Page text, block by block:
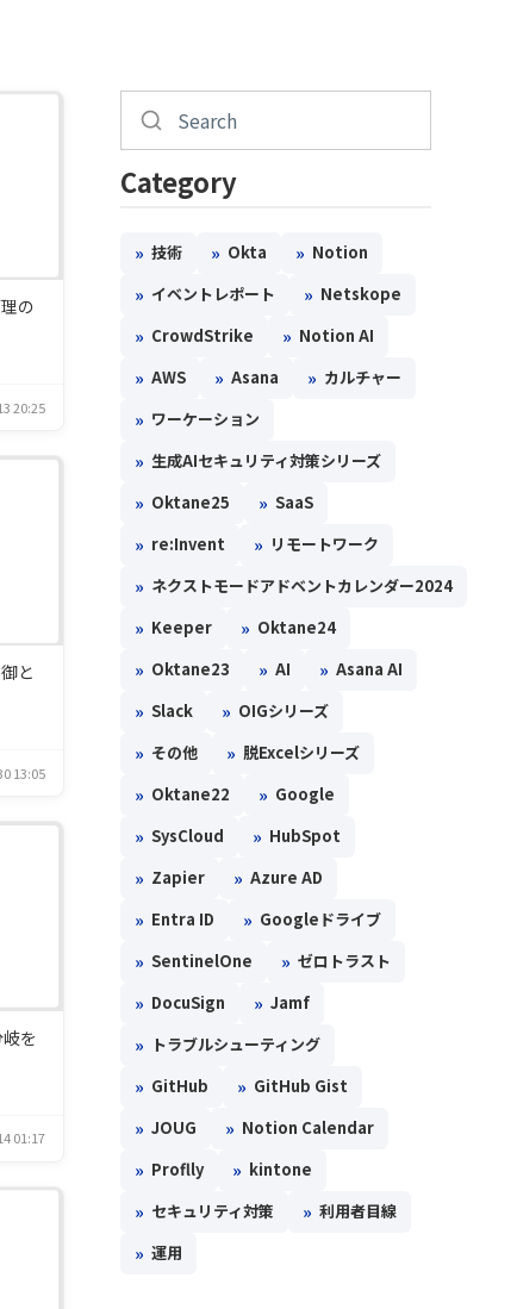
の
20:25
と
13:05
を
01:17
Category
» 技術 » Okta » Notion
» イベントレポート » Netskope
» CrowdStrike » Notion AI
» AWS » Asana » カルチャー
» ワーケーション
» 生成AIセキュリティ対策シリーズ
» Oktane25 » SaaS
» re:Invent » リモートワーク
» ネクストモードアドベントカレンダー2024
» Keeper » Oktane24
» Oktane23 » AI » Asana AI
» Slack » OIGシリーズ
» その他 » 脱Excelシリーズ
» Oktane22 » Google
» SysCloud » HubSpot
» Zapier » Azure AD
» Entra ID » Googleドライブ
» SentinelOne » ゼロトラスト
» DocuSign » Jamf
» トラブルシューティング
» GitHub » GitHub Gist
» JOUG » Notion Calendar
» Proflly » kintone
» セキュリティ対策 » 利用者目線
» 運用